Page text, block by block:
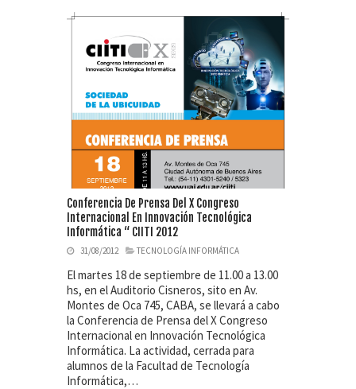
Conferencia De Prensa Del X Congreso
Internacional En Innovación Tecnológica
Informática “ CIITI 2012
31/08/2012 TECNOLOGÍA INFORMÁTICA
El martes 18 de septiembre de 11.00 a 13.00
hs, en el Auditorio Cisneros, sito en Av.
Montes de Oca 745, CABA, se llevará a cabo
la Conferencia de Prensa del X Congreso
Internacional en Innovación Tecnológica
Informática. La actividad, cerrada para
alumnos de la Facultad de Tecnología
Informática,…